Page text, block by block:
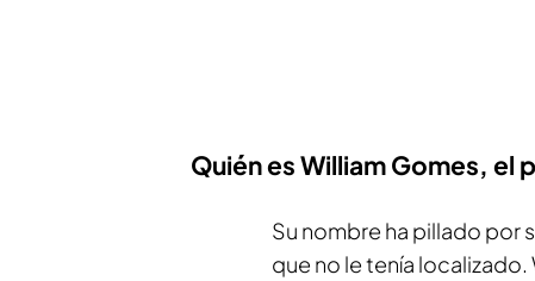
Quién es William Gomes,
Su nombre ha pillado por
que no le tenía localizado.